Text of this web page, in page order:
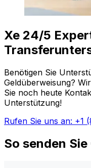
Xe 24/5
Benötigen Sie
Geldüberweisung?
Sie noch heute
Unterstützung!
Rufen Sie uns an: +1
So senden